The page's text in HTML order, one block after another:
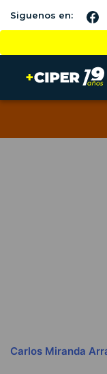
Siguenos en:
Carlos Miranda